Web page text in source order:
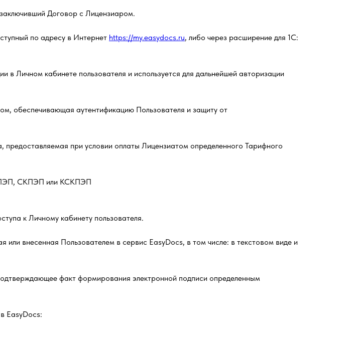
Договор с Лицензиаром.
по адресу в Интернет https://my.easydocs.ru, либо через расширение для 1С:
в Личном кабинете пользователя и используется для дальнейшей авторизации
обеспечивающая аутентификацию Пользователя и защиту от
предоставляемая при условии оплаты Лицензиатом определенного Тарифного
ПЭП, СКПЭП или КСКПЭП
к Личному кабинету пользователя.
внесенная Пользователем в сервис EasyDocs, в том числе: в текстовом виде и
факт формирования электронной подписи определенным
EasyDocs: